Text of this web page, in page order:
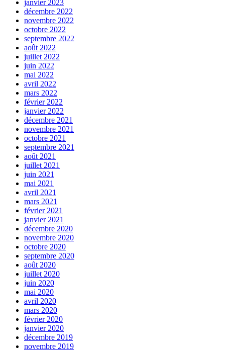
janvier 2023
décembre 2022
novembre 2022
octobre 2022
septembre 2022
août 2022
juillet 2022
juin 2022
mai 2022
avril 2022
mars 2022
février 2022
janvier 2022
décembre 2021
novembre 2021
octobre 2021
septembre 2021
août 2021
juillet 2021
juin 2021
mai 2021
avril 2021
mars 2021
février 2021
janvier 2021
décembre 2020
novembre 2020
octobre 2020
septembre 2020
août 2020
juillet 2020
juin 2020
mai 2020
avril 2020
mars 2020
février 2020
janvier 2020
décembre 2019
novembre 2019